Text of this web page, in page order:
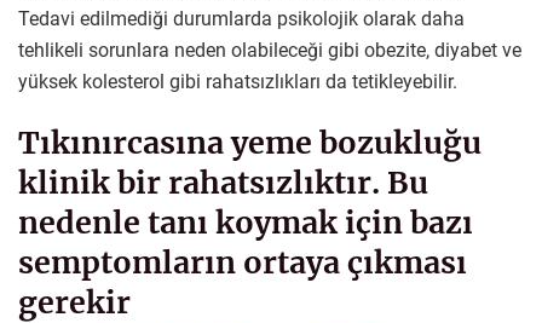
Tedavi edilmediği durumlarda psikolojik olarak daha
tehlikeli sorunlara neden olabileceği gibi obezite, diyabet ve
yüksek kolesterol gibi rahatsızlıkları da tetikleyebilir.
Tıkınırcasına yeme bozukluğu
klinik bir rahatsızlıktır. Bu
nedenle tanı koymak için bazı
semptomların ortaya çıkması
gerekir